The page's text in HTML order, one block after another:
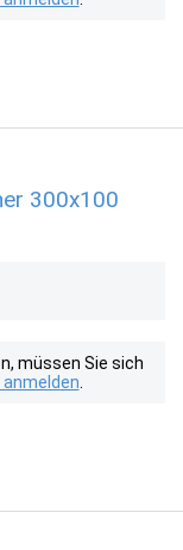
300x100
müssen Sie sich